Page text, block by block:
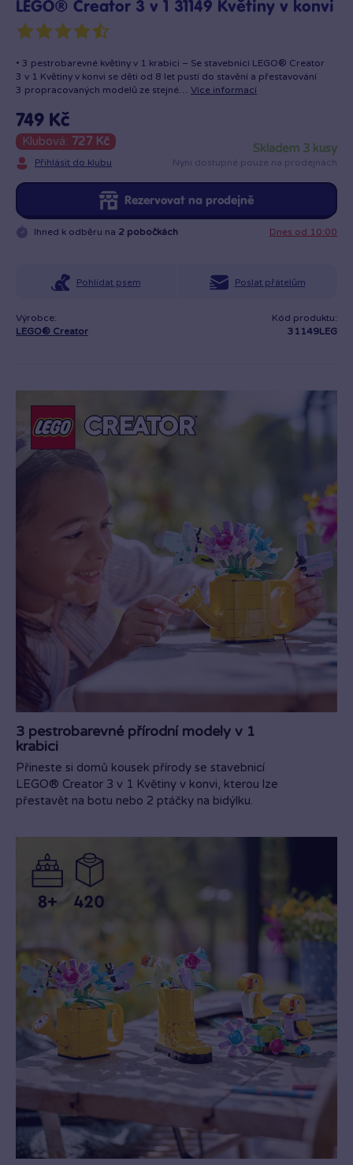
LEGO® Creator 3 v 1 31149 Květiny v konvi
• 3 pestrobarevné květiny v 1 krabici – Se stavebnicí LEGO® Creator
3 v 1 Květiny v konvi se děti od 8 let pustí do stavění a přestavování
3 propracovaných modelů ze stejné… Více informací
749 Kč
Klubová: 727 Kč
Přihlásit do klubu
skladem 3 kusy
Nyní dostupné pouze na prodejnách
Rezervovat na prodejně
Ihned k odběru na 2 pobočkách Dnes od 10:00
Pohlídat psem Poslat přátelům
Výrobce:
LEGO® Creator
Kód produktu:
31149LEG
3 pestrobarevné přírodní modely v 1
krabici
Přineste si domů kousek přírody se stavebnicí
LEGO® Creator 3 v 1 Květiny v konvi, kterou lze
přestavět na botu nebo 2 ptáčky na bidýlku.